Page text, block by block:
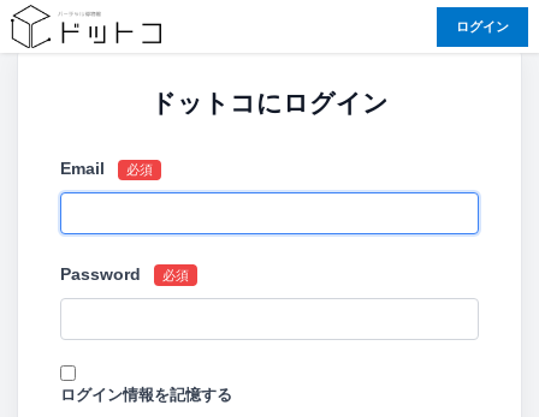
ログイン
ドットコにログイン
Email 必須
Password 必須
ログイン情報を記憶する